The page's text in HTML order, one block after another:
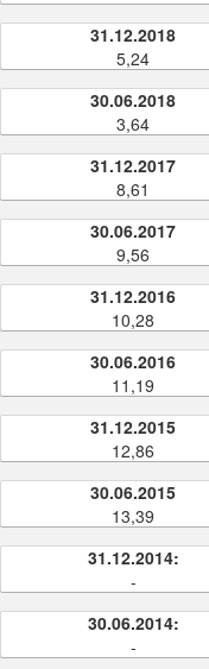
31.12.2018
5,24
30.06.2018
3,64
31.12.2017
8,61
30.06.2017
9,56
31.12.2016
10,28
30.06.2016
11,19
31.12.2015
12,86
30.06.2015
13,39
31.12.2014:
-
30.06.2014:
-